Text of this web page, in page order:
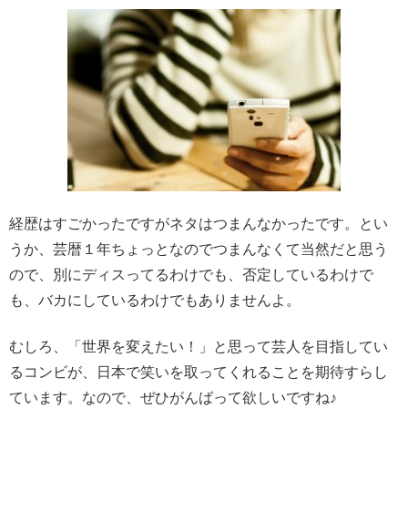
経歴はすごかったですがネタはつまんなかったです。とい
うか、芸暦１年ちょっとなのでつまんなくて当然だと思う
ので、
別にディスってるわけでも、否定しているわけで
も、バカにしているわけでもありませんよ。
むしろ、「世界を変えたい！」と思って芸人を目指してい
るコンビが、日本で笑いを取ってくれることを期待すらし
ています。なので、ぜひがんばって欲しいですね♪